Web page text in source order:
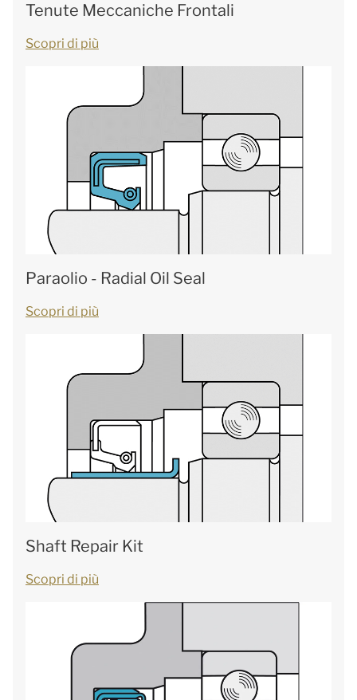
Tenute Meccaniche Frontali
Scopri di più
Paraolio - Radial Oil Seal
Scopri di più
Shaft Repair Kit
Scopri di più